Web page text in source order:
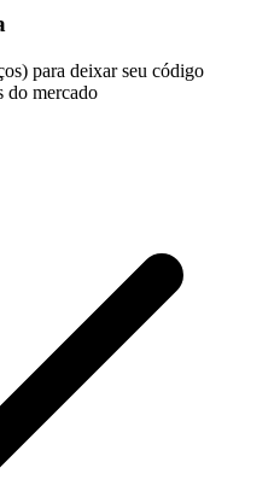
para deixar seu código
do mercado